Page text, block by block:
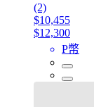
(2)
$10,455
$12,300
P幣